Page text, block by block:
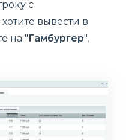
с
вывести в
на " Гамбургер",